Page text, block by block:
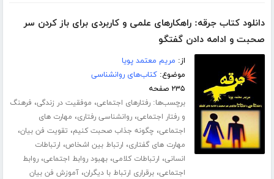
دانلود کتاب جرقه: راهکارهای علمی و کاربردی برای باز کردن سر
صحبت و ادامه دادن گفتگو
از: مریم معتمد پویا
موضوع:کتاب‌های روانشناسی
۲۳۵ صفحه
برچسب‌ها:رفتارهای اجتماعی، موفقیت در زندگی، فرهنگ
و رفتار اجتماعی،روانشناسی رفتاری، مهارت های
اجتماعی، چگونه جذاب صحبت کنیم، تقویت فن بیان،
مهارت های گفتاری، ارتباط بین اشخاص، ارتباطات
انسانی، ارتباطات کلامی،بهبود روابط اجتماعی،روابط
اجتماعی،برقراری ارتباط با دیگران،آموزش فن بیان